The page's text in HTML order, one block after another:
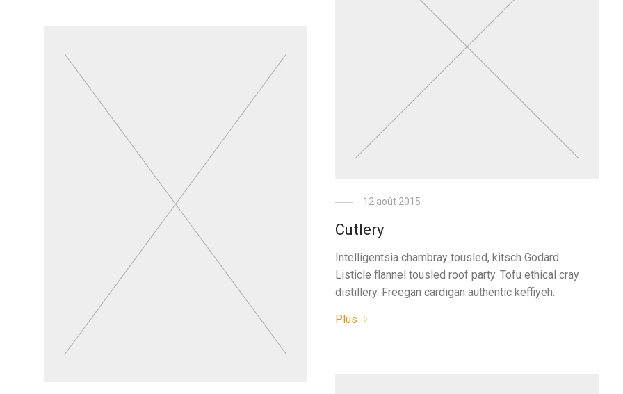
12 août 2015
Cutlery
Intelligentsia chambray tousled, kitsch Godard.
Listicle flannel tousled roof party. Tofu ethical cray
distillery. Freegan cardigan authentic keffiyeh.
Plus